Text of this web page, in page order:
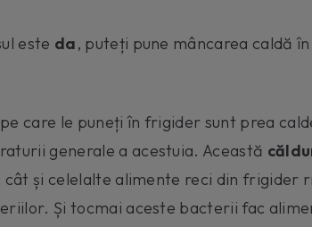
este da, puteți pune mâncarea caldă
care le puneți în frigider sunt prea
generale a acestuia. Această
cât și celelalte alimente reci din frigider
Și tocmai aceste bacterii fac